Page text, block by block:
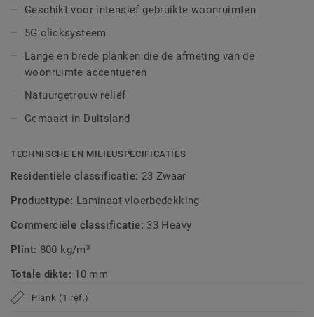
Geschikt voor intensief gebruikte woonruimten
5G clicksysteem
Lange en brede planken die de afmeting van de
woonruimte accentueren
Natuurgetrouw reliëf
Gemaakt in Duitsland
TECHNISCHE EN MILIEUSPECIFICATIES
Residentiële classificatie: 23 Zwaar
Producttype: Laminaat vloerbedekking
Commerciële classificatie: 33 Heavy
Plint: 800 kg/m³
Totale dikte: 10 mm
Plank (1 ref.)